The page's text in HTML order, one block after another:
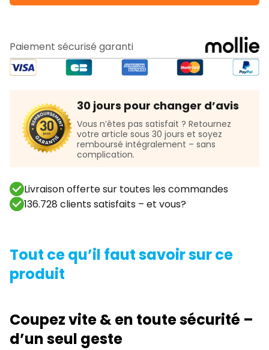
Paiement sécurisé garanti
30 jours pour changer d’avis
Vous n’êtes pas satisfait ? Retournez
votre article sous 30 jours et soyez
remboursé intégralement – sans
complication.
Livraison offerte sur toutes les commandes
136.728 clients satisfaits – et vous?
Tout ce qu’il faut savoir sur ce
produit
Coupez vite & en toute sécurité –
d’un seul geste